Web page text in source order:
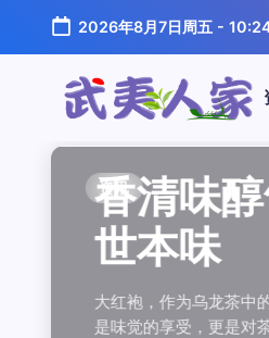
正
2026年8月7日周五-
武
夷
资讯
闲煮岩
红袍雅
在喧嚣的都市生活
夷山，因生长在岩
资讯
香清味
世本味
大红袍，作为乌龙
是味觉的享受，更
资讯
汤水顺
温润质
武夷水仙，作为乌
鉴这款茶，仿佛在
资讯
唇齿留
独特魅
武夷岩茶，素有“
其茶汤入口后，唇
资讯
岩韵浓
比品鉴
岩茶，作为乌龙茶
山丹霞地貌中吸收
资讯
观汤色
大红袍
品鉴武夷岩茶，观
汤色与叶底各具特
资讯
闲煮岩
红袍雅
在喧嚣的都市生活
夷山，因生长在岩
资讯
香清味
世本味
大红袍，作为乌龙茶中
是味觉的享受，更是对
资讯汤水顺滑
温润质感
武夷水仙，作为乌龙茶中
鉴这款茶，仿佛在品味一段
资讯唇齿留香
独特魅力
武夷岩茶，素有“岩骨花香”
其茶汤入口后，唇齿留香久
资讯岩韵浓淡
比品鉴
岩茶，作为乌龙茶中的瑰宝
山丹霞地貌中吸收岩石矿物
资讯观汤色赏
大红袍
品鉴武夷岩茶，观汤色与
汤色与叶底各具特色，折射
资讯闲煮岩茶
红袍雅韵
在喧嚣的都市生活中，寻
夷山，因生长在岩石缝隙中
资讯香清味醇
世本味
大红袍，作为乌龙茶中的翘
是味觉的享受，更是对茶文
资讯汤水顺滑
温润质感
武夷水仙，作为乌龙茶中
鉴这款茶，仿佛在品味一段
资讯唇齿留香
独特魅力
武夷岩茶，素有“岩骨花香”
其茶汤入口后，唇齿留香久
资讯岩韵浓淡
比品鉴
岩茶，作为乌龙茶中的瑰宝
山丹霞地貌中吸收岩石矿物
资讯观汤色赏
大红袍
品鉴武夷岩茶，观汤色与
汤色与叶底各具特色，折射